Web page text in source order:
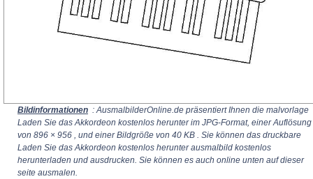
Bildinformationen : AusmalbilderOnline.de präsentiert Ihnen die malvorlage
Laden Sie das Akkordeon kostenlos herunter im JPG-Format, einer Auflösung
von 896 × 956 , und einer Bildgröße von 40 KB . Sie können das druckbare
Laden Sie das Akkordeon kostenlos herunter ausmalbild kostenlos
herunterladen und ausdrucken. Sie können es auch online unten auf dieser
seite ausmalen.